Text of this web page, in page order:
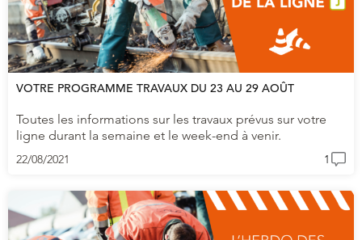
VOTRE PROGRAMME TRAVAUX DU 23 AU 29 AOÛT
Toutes les informations sur les travaux prévus sur votre
ligne durant la semaine et le week-end à venir.
22/08/2021 1